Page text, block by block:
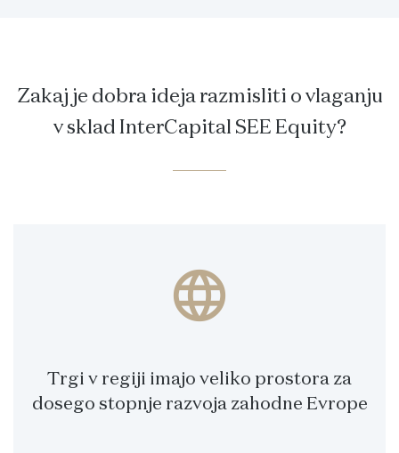
Zakaj je dobra ideja razmisliti o vlaganju
v sklad InterCapital SEE Equity?
language
Trgi v regiji imajo veliko prostora za
dosego stopnje razvoja zahodne Evrope